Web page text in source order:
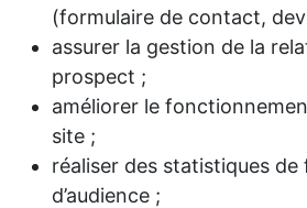
(formulaire de contact,
assurer la gestion de la
prospect ;
améliorer le
site ;
réaliser des statistiques
d’audience ;